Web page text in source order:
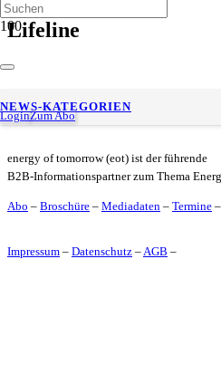
LoginZum Abo
NEWS-KATEGORIEN
Lifeline
INERATEC präsentiert
energy of tomorrow (eot) ist der führende
B2B-Informationspartner zum Thema
Abo – Broschüre – Mediadaten – Termine –
Impressum – Datenschutz –AGB –